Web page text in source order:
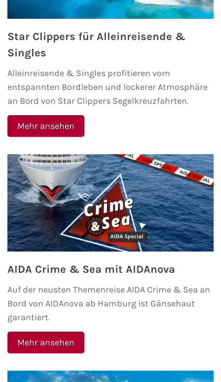
Star Clippers für Alleinreisende &
Singles
Alleinreisende & Singles profitieren vom
entspannten Bordleben und lockerer Atmosphäre
an Bord von Star Clippers Segelkreuzfahrten.
Mehr ansehen
AIDA Crime & Sea mit AIDAnova
Auf der neusten Themenreise AIDA Crime & Sea an
Bord von AIDAnova ab Hamburg ist Gänsehaut
garantiert.
Mehr ansehen